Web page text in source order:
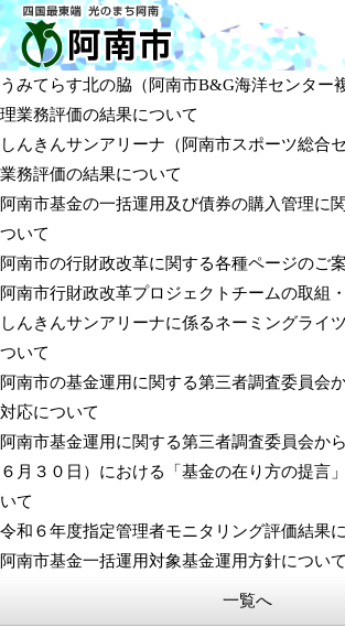
うみてらす北の脇（阿南市B&G海洋センター
理業務評価の結果について
しんきんサンアリーナ（阿南市スポーツ総合
業務評価の結果について
阿南市基金の一括運用及び債券の購入管理に
ついて
阿南市の行財政改革に関する各種ページのご
阿南市行財政改革プロジェクトチームの取組
しんきんサンアリーナに係るネーミングライ
ついて
阿南市の基金運用に関する第三者調査委員会
対応について
阿南市基金運用に関する第三者調査委員会か
６月３０日）における「基金の在り方の提言
いて
令和６年度指定管理者モニタリング評価結果
阿南市基金一括運用対象基金運用方針について
一覧へ